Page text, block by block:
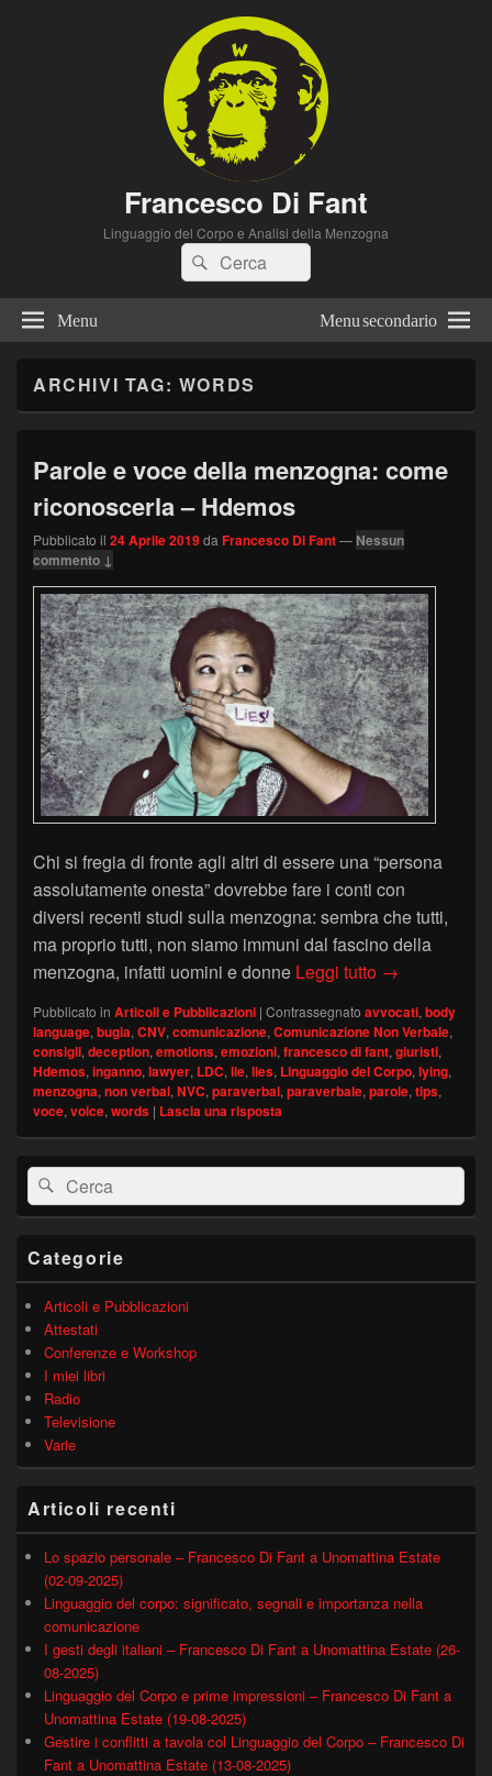
Francesco Di Fant
Linguaggio del Corpo e Analisi della Menzogna
Cerca:Cerca
Menu Menu secondario
ARCHIVI TAG: WORDS
Parole e voce della menzogna: come
riconoscerla – Hdemos
Pubblicato il 24 Aprile 2019da Francesco Di Fant— Nessun
commento ↓
Chi si fregia di fronte agli altri di essere una “persona
assolutamente onesta” dovrebbe fare i conti con
diversi recenti studi sulla menzogna: sembra che tutti,
ma proprio tutti, non siamo immuni dal fascino della
menzogna, infatti uomini e donne Leggi tutto Parole e
→
Pubblicato in Articoli e Pubblicazioni | Contrassegnato avvocati, body
language, bugia, CNV, comunicazione, Comunicazione Non Verbale,
consigli, deception, emotions, emozioni, francesco di fant, giuristi,
Hdemos, inganno, lawyer, LDC, lie, lies, Linguaggio del Corpo, lying,
menzogna, non verbal, NVC, paraverbal, paraverbale, parole, tips,
voce, voice, words | Lascia una risposta
Area
widget
barra
laterale
Cerca: Cerca
Categorie
Articoli e Pubblicazioni
Attestati
Conferenze e Workshop
I miei libri
Radio
Televisione
Varie
Articoli recenti
Lo spazio personale – Francesco Di Fant a Unomattina Estate
(02-09-2025)
Linguaggio del corpo: significato, segnali e importanza nella
comunicazione
I gesti degli italiani – Francesco Di Fant a Unomattina Estate (26-
08-2025)
Linguaggio del Corpo e prime impressioni – Francesco Di Fant a
Unomattina Estate (19-08-2025)
Gestire i conflitti a tavola col Linguaggio del Corpo – Francesco Di
Fant a Unomattina Estate (13-08-2025)